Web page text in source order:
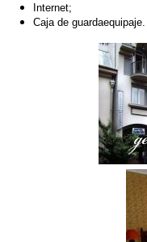
Internet;
Caja de guardaequipaje.